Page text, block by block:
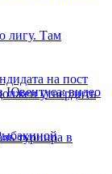
лигу. Там
на пост
утвердить
турнира в
Ювентуса: видео